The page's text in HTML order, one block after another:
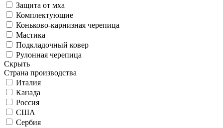
Защита от мха
Комплектующие
Коньково-карнизная черепица
Мастика
Подкладочный ковер
Рулонная черепица
Скрыть
Страна производства
Италия
Канада
Россия
США
Сербия